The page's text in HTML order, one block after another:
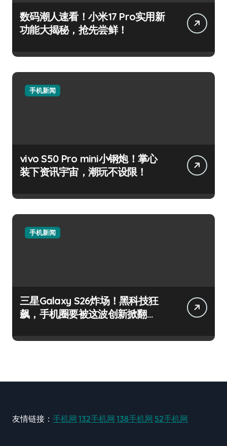
数码潮人速看！小米17 Pro实用新
功能大揭秘，抢先尝鲜！
手机新闻
vivo S50 Pro mini小钢炮！掌心
装下资讯宇宙，潮玩不设限！
手机新闻
三星Galaxy S26炸场！黑科技狂
飙，手机圈要被这波创新掀翻
友情链接： 手机网 132手机网 138手机网 52手机网